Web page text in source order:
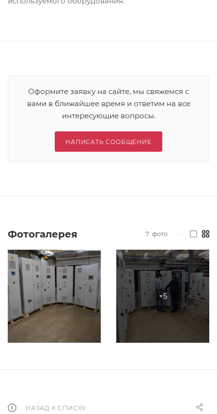
Оформите заявку на сайте, мы свяжемся с
вами в ближайшее время и ответим на все
интересующие вопросы.
НАПИСАТЬ СООБЩЕНИЕ
Фотогалерея 7 фото
НАЗАД К СПИСКУ